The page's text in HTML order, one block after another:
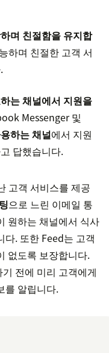
며 친절함을 유지합
하며 친절한 고객 서
는 채널에서 지원을
Messenger 및
하는 채널에서 지원
답했습니다.
고객 서비스를 제공
으로 느린 이메일 통
원하는 채널에서 식사
다. 또한 Feed는 고객
없도록 보장합니다.
전에 미리 고객에게
를 알립니다.